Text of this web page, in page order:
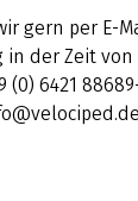
gern per E-
der Zeit von
(0) 6421